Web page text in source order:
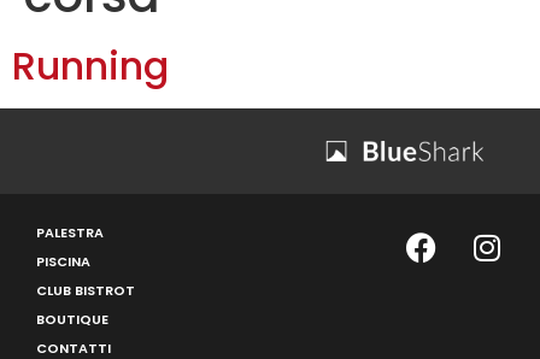
Running
PALESTRA
PISCINA
CLUB BISTROT
BOUTIQUE
CONTATTI